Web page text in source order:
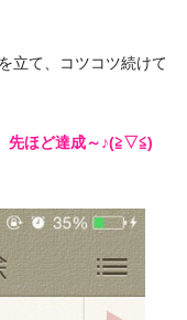
立て、コツコツ続けて
先ほど達成～♪(≧▽≦)